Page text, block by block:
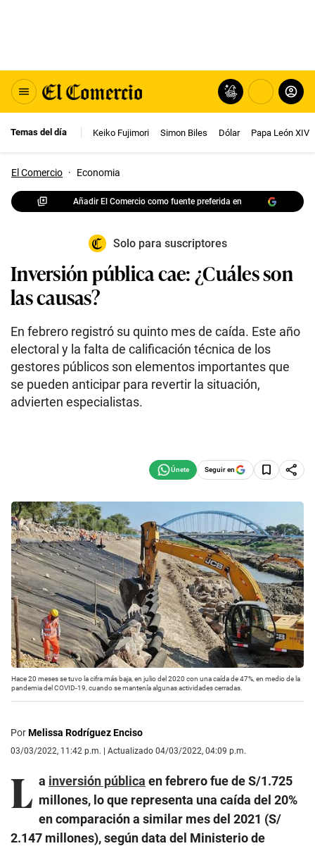
Temas del día Keiko Fujimori Simon Biles Dólar Papa León XIV
El Comercio · Economia
Añadir El Comercio como fuente preferida en
Solo para suscriptores
Inversión pública cae: ¿Cuáles son
las causas?
En febrero registró su quinto mes de caída. Este año
electoral y la falta de calificación técnica de los
gestores públicos son elementos importantes que
se pueden anticipar para revertir la situación,
advierten especialistas.
Seguir en
Hace 20 meses se tuvo la cifra más baja, en julio del 2020 con una caída de 47%, en medio de la
pandemia del COVID-19, cuando se mantenía algunas actividades cerradas.
PorMelissa Rodríguez Enciso
03/03/2022, 11:42 p.m. | Actualizado 04/03/2022, 04:09 p.m.
L a inversión pública en febrero fue de S/1.725
millones, lo que representa una caída del 20%
en comparación a similar mes del 2021 (S/
2.147 millones), según data del Ministerio de